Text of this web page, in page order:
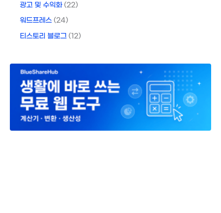
광고 및 수익화(22)
워드프레스 (24)
티스토리 블로그 (12)